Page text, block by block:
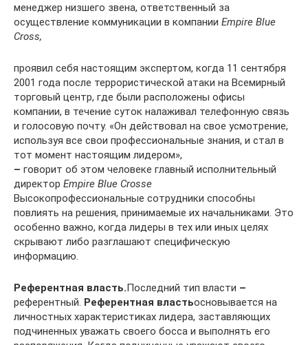
менеджер низшего звена, ответственный за
осуществление коммуникации в компании Empire Blue
Cross,
проявил себя настоящим экспертом, когда 11 сентября
2001 года после террористической атаки на Всемирный
торговый центр, где были расположены офисы
компании, в течение суток налаживал телефонную связь
и голосовую почту. «Он действовал на свое усмотрение,
используя все свои профессиональные знания, и стал в
тот момент настоящим лидером»,
– говорит об этом человеке главный исполнительный
директор Empire Blue Crosse
Высокопрофессиональные сотрудники способны
повлиять на решения, принимаемые их начальниками. Это
особенно важно, когда лидеры в тех или иных целях
скрывают либо разглашают специфическую
информацию.
Референтная власть.Последний тип власти –
референтный. Референтная властьосновывается на
личностных характеристиках лидера, заставляющих
подчиненных уважать своего босса и выполнять его